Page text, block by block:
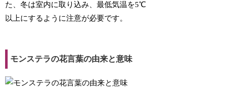
た、冬は室内に取り込み、最低気温を5℃
以上にするように注意が必要です。
モンステラの花言葉の由来と意味